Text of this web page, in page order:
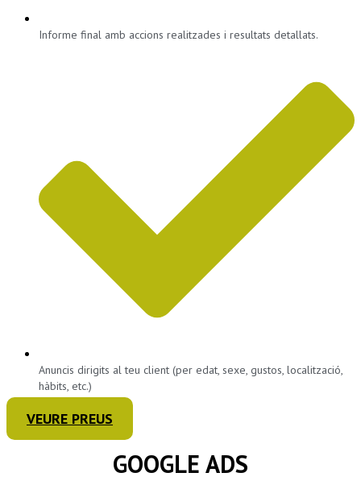
Informe final amb accions realitzades i resultats detallats.
Anuncis dirigits al teu client (per edat, sexe, gustos, localització,
hàbits, etc.)
VEURE PREUS
GOOGLE ADS